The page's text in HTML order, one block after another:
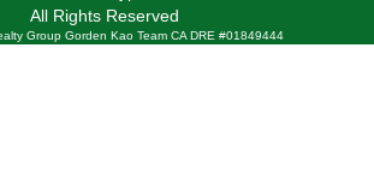
All Rights Reserved
Group Gorden Kao Team CA DRE #01849444